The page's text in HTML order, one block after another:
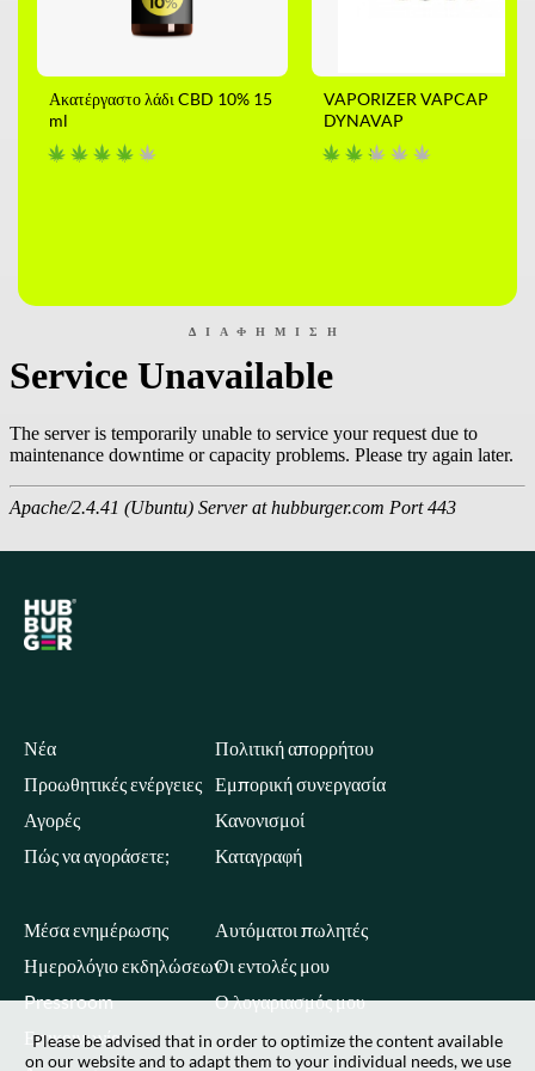
Ακατέργαστο λάδι CBD 10% 15
ml
VAPORIZER VAPCAP
DYNAVAP
ΔΙΑΦΉΜΙΣΗ
Νέα
Προωθητικές ενέργειες
Αγορές
Πώς να αγοράσετε;
Πολιτική απορρήτου
Εμπορική συνεργασία
Κανονισμοί
Καταγραφή
Μέσα ενημέρωσης
Ημερολόγιο εκδηλώσεων
Pressroom
Επικοινωνία
Αυτόματοι πωλητές
Οι εντολές μου
Ο λογαριασμός μου
Please be advised that in order to optimize the content available
on our website and to adapt them to your individual needs, we use